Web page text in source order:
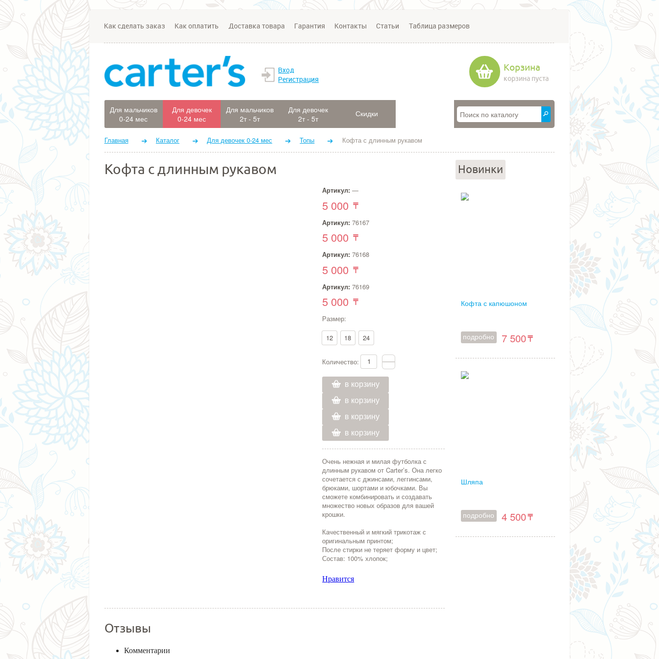
Как сделать заказ Как оплатить Доставка товара Гарантия Контакты Статьи Таблица размеров
Вход
Регистрация
Корзина
корзина пуста
Для мальчиков
0-24 мес
Для девочек
0-24 мес
Для мальчиков
2т - 5т
Для девочек
2т - 5т
Скидки
Главная Каталог Для девочек 0-24 мес Топы Кофта с длинным рукавом
Кофта с длинным рукавом
Артикул: —
5 000
Артикул: 76167
5 000
Артикул: 76168
5 000
Артикул: 76169
5 000
Размер:
12 18 24
Количество:
в корзину
в корзину
в корзину
в корзину
Очень нежная и милая футболка с
длинным рукавом от Carter’s. Она легко
сочетается с джинсами, леггинсами,
брюками, шортами и юбочками. Вы
сможете комбинировать и создавать
множество новых образов для вашей
крошки.
Качественный и мягкий трикотаж с
оригинальным принтом;
После стирки не теряет форму и цвет;
Состав: 100% хлопок;
Нравится
Отзывы
Комментарии
Новинки
Кофта с капюшоном
подробно 7 500
Шляпа
подробно 4 500